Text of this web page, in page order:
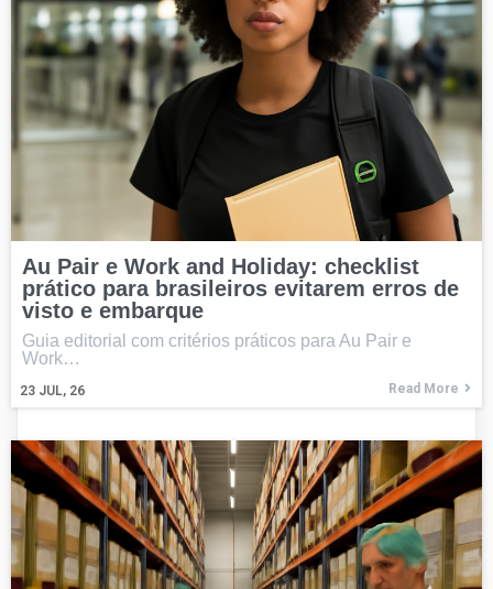
Au Pair e Work and Holiday: checklist
prático para brasileiros evitarem erros de
visto e embarque
23 JUL, 26
Guia editorial com critérios práticos para Au Pair e
Work…
Read More